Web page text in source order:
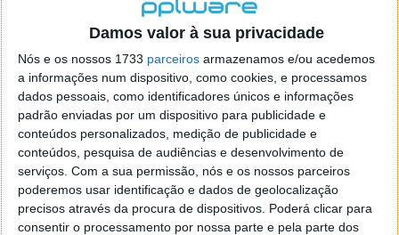
Damos valor à sua privacidade
Nós e os nossos 1733 parceiros armazenamos e/ou acedemos
a informações num dispositivo, como cookies, e processamos
dados pessoais, como identificadores únicos e informações
padrão enviadas por um dispositivo para publicidade e
conteúdos personalizados, medição de publicidade e
conteúdos, pesquisa de audiências e desenvolvimento de
serviços. Com a sua permissão, nós e os nossos parceiros
poderemos usar identificação e dados de geolocalização
precisos através da procura de dispositivos. Poderá clicar para
consentir o processamento por nossa parte e pela parte dos
dados, e melhorias na forma como tabelas e
gráficos se comportam. Quem vive em folhas de
cálculo nota.
PowerPoint 2024— chega o Cameo, que mete
um feed de câmara ao vivo dentro do slide, há
um estúdio de gravação integrado (narração,
animações e transições incluídas) e legendas
automáticas para áudio e vídeo.
Outlook 2024— pesquisa mais rápida e fiável, e
algumas melhorias na criação de reuniões
virtuais.